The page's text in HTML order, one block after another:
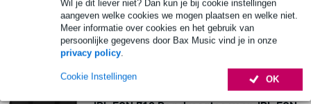
Wil je dit liever niet? Dan kun je bij cookie instellingen
aangeven welke cookies we mogen plaatsen en welke niet.
Meer informatie over cookies en het gebruik van
persoonlijke gegevens door Bax Music vind je in onze
privacy policy.
OK
Cookie Instellingen
werkdagen
In mijn winkelwagen